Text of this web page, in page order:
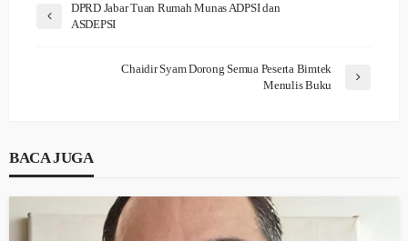
DPRD Jabar Tuan Rumah Munas ADPSI dan
ASDEPSI
Chaidir Syam Dorong Semua Peserta Bimtek
Menulis Buku
BACA JUGA